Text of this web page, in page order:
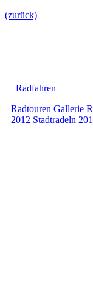
(zurück)
Radfahren
Radtouren Gallerie
2012 Stadtradeln